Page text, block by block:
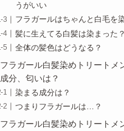
うがいい
フラガールはちゃんと白毛を
髪に生えてる白髪は染まった？
全体の髪色はどうなる？
フラガール白髪染めトリートメ
成分、匂いは？
染まる成分は？
つまりフラガールは…？
フラガール白髪染めトリートメ